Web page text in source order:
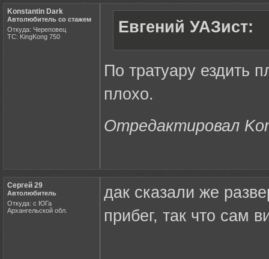
Konstantin Dark
Автолюбитель со стажем
Откуда: Череповец
ТС: KingKong 750
Евгений УАЗист:
По тратуару ездить
плохо.
Отредактировал
Сергей 29
Автолюбитель
Откуда: с ЮГа
Архангельской обл.
дак сказали же
прибег, так что сам